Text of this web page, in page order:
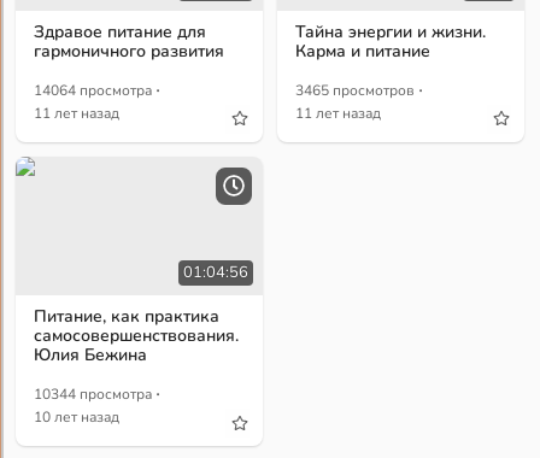
Здравое питание для
гармоничного развития
14064 просмотра ·
11 лет назад
Тайна энергии и жизни.
Карма и питание
3465 просмотров ·
11 лет назад
01:04:56
Питание, как практика
самосовершенствования.
Юлия Бежина
10344 просмотра ·
10 лет назад